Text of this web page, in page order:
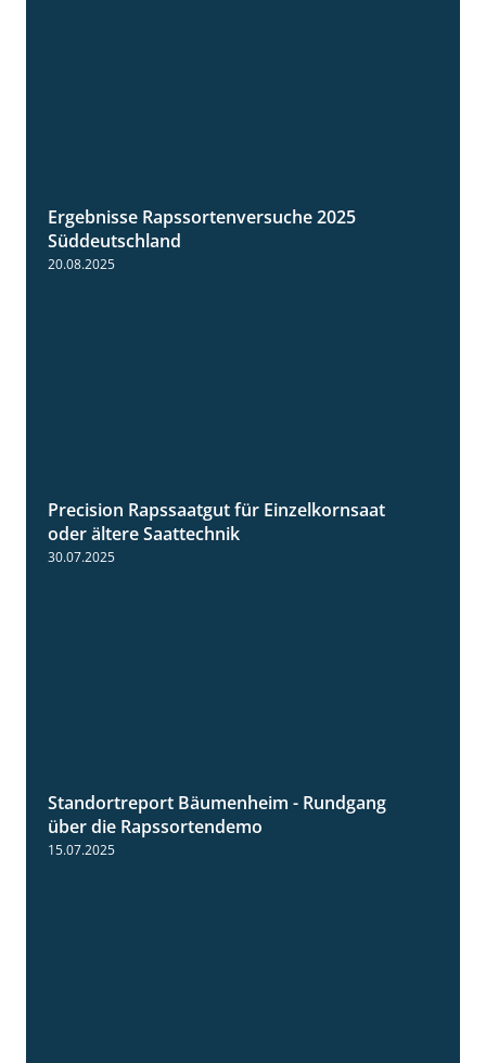
Ergebnisse Rapssortenversuche 2025
Süddeutschland
20.08.2025
2:05
Precision Rapssaatgut für Einzelkornsaat
oder ältere Saattechnik
30.07.2025
6:03
Standortreport Bäumenheim - Rundgang
über die Rapssortendemo
15.07.2025